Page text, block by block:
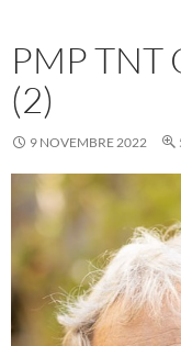
PMP TNT
(2)
9 NOVEMBRE 2022